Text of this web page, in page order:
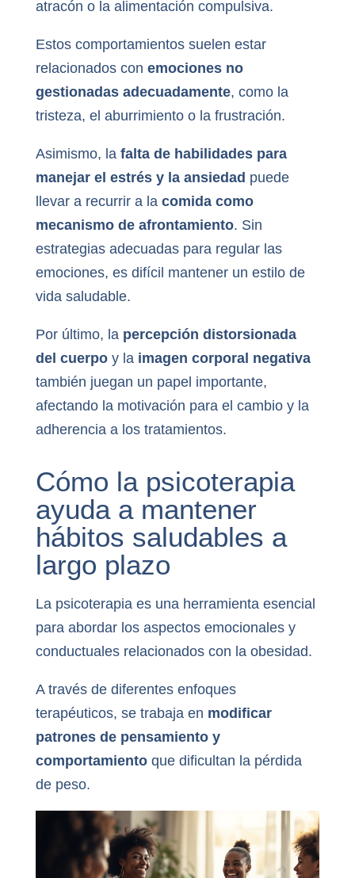
atracón o la alimentación compulsiva.
Estos comportamientos suelen estar
relacionados con emociones no
gestionadas adecuadamente, como la
tristeza, el aburrimiento o la frustración.
Asimismo, la falta de habilidades para
manejar el estrés y la ansiedad puede
llevar a recurrir a la comida como
mecanismo de afrontamiento. Sin
estrategias adecuadas para regular las
emociones, es difícil mantener un estilo de
vida saludable.
Por último, la percepción distorsionada
del cuerpoy la imagen corporal negativa
también juegan un papel importante,
afectando la motivación para el cambio y la
adherencia a los tratamientos.
Cómo la psicoterapia
ayuda a mantener
hábitos saludables a
largo plazo
La psicoterapia es una herramienta esencial
para abordar los aspectos emocionales y
conductuales relacionados con la obesidad.
A través de diferentes enfoques
terapéuticos, se trabaja en modificar
patrones de pensamiento y
comportamientoque dificultan la pérdida
de peso.